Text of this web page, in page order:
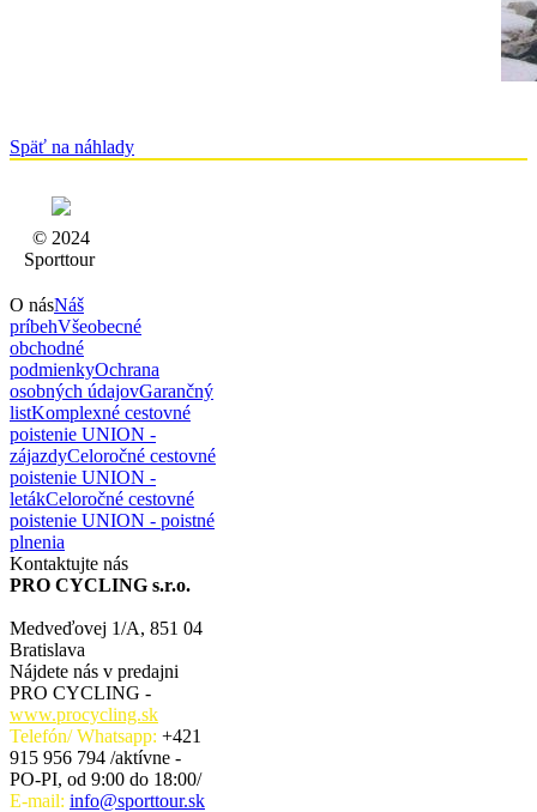
Späť na náhlady
© 2024
Sporttour
O násNáš
príbehVšeobecné
obchodné
podmienkyOchrana
osobných údajovGarančný
listKomplexné cestovné
poistenie UNION -
zájazdyCeloročné cestovné
poistenie UNION -
letákCeloročné cestovné
poistenie UNION - poistné
plnenia
Kontaktujte nás
PRO CYCLING s.r.o.
Medveďovej 1/A, 851 04
Bratislava
Nájdete nás v predajni
PRO CYCLING -
www.procycling.sk
Telefón/ Whatsapp: +421
915 956 794 /aktívne -
PO-PI, od 9:00 do 18:00/
E-mail: info@sporttour.sk